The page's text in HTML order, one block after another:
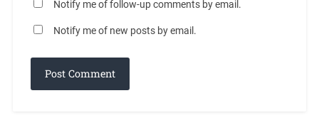
Notify me of follow-up comments by email.
Notify me of new posts by email.